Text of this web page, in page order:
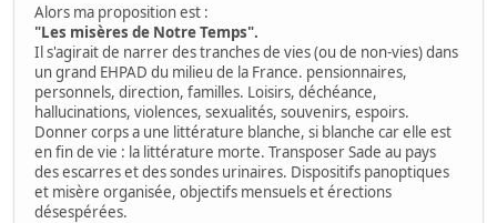
Alors ma proposition est :
"Les misères de Notre Temps".
Il s'agirait de narrer des tranches de vies (ou de non-vies) dans
un grand EHPAD du milieu de la France. pensionnaires,
personnels, direction, familles. Loisirs, déchéance,
hallucinations, violences, sexualités, souvenirs, espoirs.
Donner corps a une littérature blanche, si blanche car elle est
en fin de vie : la littérature morte. Transposer Sade au pays
des escarres et des sondes urinaires. Dispositifs panoptiques
et misère organisée, objectifs mensuels et érections
désespérées.